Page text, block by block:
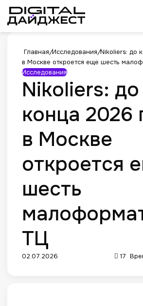
Главная/Исследования/Nikoliers: до
в Москве откроется еще шесть
Исследования
Nikoliers: до
конца 2026
в Москве
откроется
шесть
ТЦ
02.07.2026 17